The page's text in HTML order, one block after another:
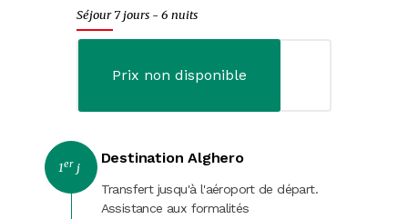
Evènements
Fêtes et marchés de Noël
Séjour 7 jours - 6 nuits
Prix non disponible
1er j
Destination Alghero
Transfert jusqu'à l'aéroport de départ.
Assistance aux formalités